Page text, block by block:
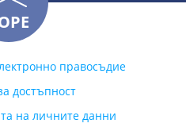
правосъдие
достъпност
на личните данни